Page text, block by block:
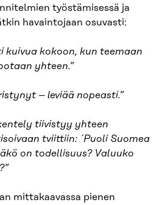
työstämisessä ja
havaintojaan osuvasti:
kuivua kokoon, kun teemaan
yhteen.”
– leviää nopeasti.”
tiivistyy yhteen
tviittiin: ´Puoli Suomea
on todellisuus? Valuuko
mittakaavassa pienen